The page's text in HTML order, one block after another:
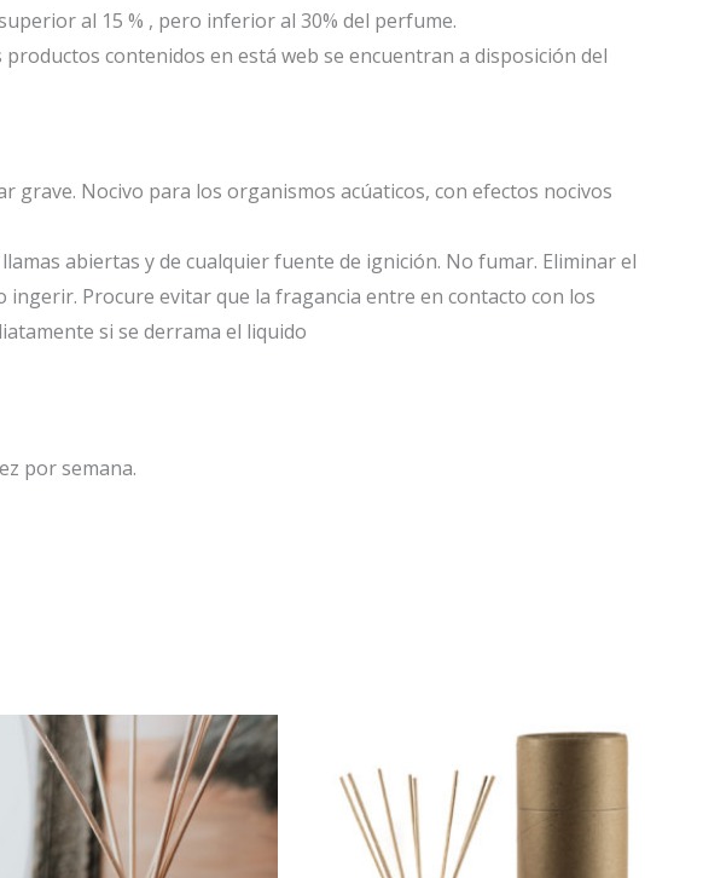
al 15 % , pero inferior al 30% del perfume.
contenidos en está web se encuentran a disposición del
grave. Nocivo para los organismos acúaticos, con efectos nocivos
abiertas y de cualquier fuente de ignición. No fumar. Eliminar el
Procure evitar que la fragancia entre en contacto con los
si se derrama el liquido
por semana.